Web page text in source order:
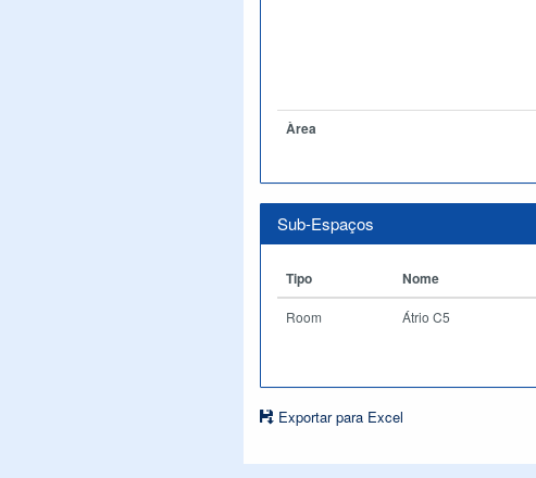
Àrea
Sub-Espaços
Tipo Nome
Room Átrio C5
Exportar para Excel